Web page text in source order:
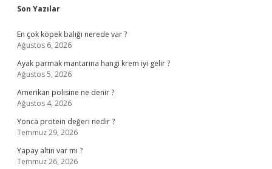
Sidebar
Son Yazılar
En çok köpek balığı nerede var ?
Ağustos 6, 2026
Ayak parmak mantarına hangi krem iyi gelir ?
Ağustos 5, 2026
Amerikan polisine ne denir ?
Ağustos 4, 2026
Yonca protein değeri nedir ?
Temmuz 29, 2026
Yapay altın var mı ?
Temmuz 26, 2026